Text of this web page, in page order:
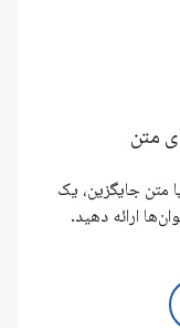
متن
متن جایگزین، یک
ارائه دهید.